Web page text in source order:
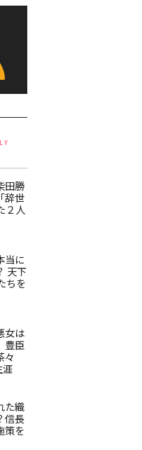
田勝
辞世
２人
当に
天下
ちを
女は
豊臣
々
涯
た織
信長
策を